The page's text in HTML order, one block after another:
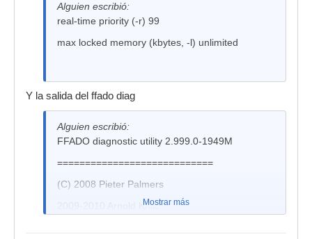
Alguien escribió:
real-time priority (-r) 99
max locked memory (kbytes, -l) unlimited
Y la salida del ffado diag
Alguien escribió:
FFADO diagnostic utility 2.999.0-1949M
============================
(C) 2008 Pieter Palmers
2009-2010 Arnold KrilleMostrar más